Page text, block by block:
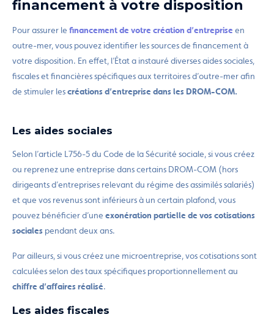
financement à votre disposition
Pour assurer le financement de votre création d’entreprise en
outre-mer, vous pouvez identifier les sources de financement à
votre disposition. En effet, l’État a instauré diverses aides sociales,
fiscales et financières spécifiques aux territoires d’outre-mer afin
de stimuler lescréations d’entreprise dans les DROM-COM.
Les aides sociales
Selon l’article L756-5 du Code de la Sécurité sociale, si vous créez
ou reprenez une entreprise dans certains DROM-COM (hors
dirigeants d’entreprises relevant du régime des assimilés salariés)
et que vos revenus sont inférieurs à un certain plafond, vous
pouvez bénéficier d’une exonération partielle de vos cotisations
sociales pendant deux ans.
Par ailleurs, si vous créez une microentreprise, vos cotisations sont
calculées selon des taux spécifiques proportionnellement au
chiffre d’affaires réalisé.
Les aides fiscales